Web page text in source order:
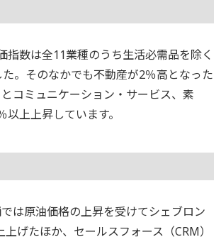
指数は全11業種のうち生活必需品を除く
。そのなかでも不動産が2％高となった
コミュニケーション・サービス、素
上上昇しています。
は原油価格の上昇を受けてシェブロン
上げたほか、セールスフォース（CRM）